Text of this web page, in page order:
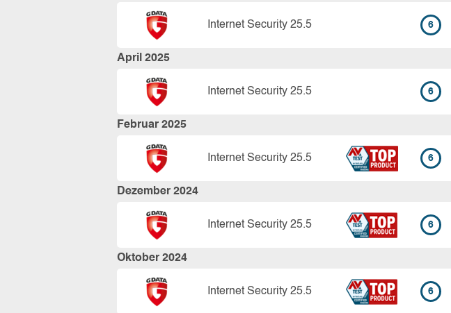
Internet Security 25.5 6
April 2025
Internet Security 25.5 6
Februar 2025
Internet Security 25.5 6
Dezember 2024
Internet Security 25.5 6
Oktober 2024
Internet Security 25.5 6